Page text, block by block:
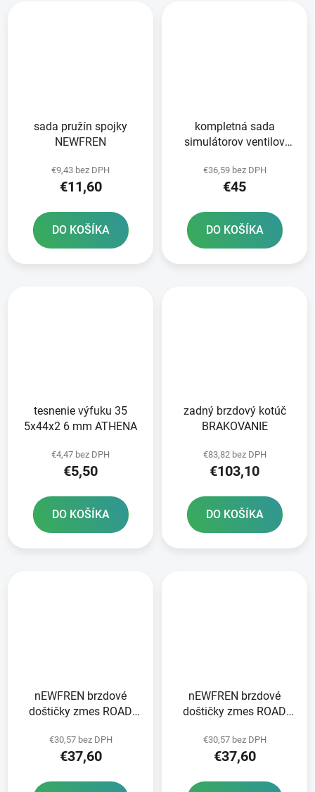
sada pružín spojky
NEWFREN
€9,43 bez DPH
€11,60
DO KOŠÍKA
kompletná sada
simulátorov ventilov
ATHENA
€36,59 bez DPH
€45
DO KOŠÍKA
tesnenie výfuku 35
5x44x2 6 mm ATHENA
€4,47 bez DPH
€5,50
DO KOŠÍKA
zadný brzdový kotúč
BRAKOVANIE
€83,82 bez DPH
€103,10
DO KOŠÍKA
nEWFREN brzdové
doštičky zmes ROAD
ks v balení
€30,57 bez DPH
€37,60
nEWFREN brzdové
doštičky zmes ROAD
ks v balení
€30,57 bez DPH
€37,60